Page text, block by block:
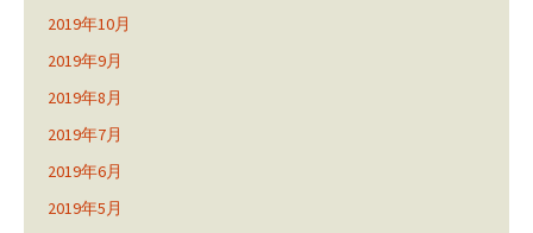
2019年10月
2019年9月
2019年8月
2019年7月
2019年6月
2019年5月